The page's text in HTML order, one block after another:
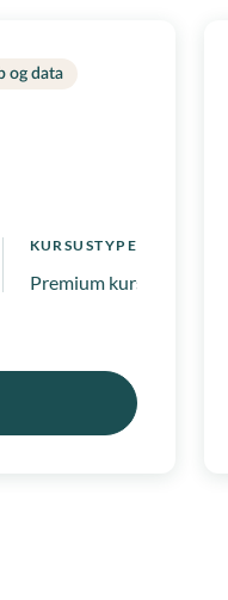
og data
KURSUSTYPE
Premium kurser